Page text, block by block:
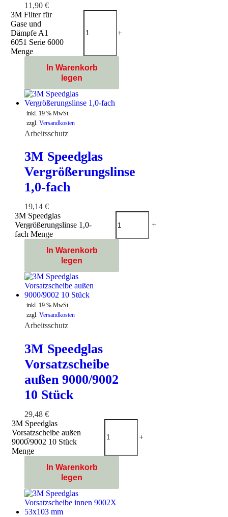
11,90 €
-
3M Filter für
Gase und
Dämpfe A1
6051 Serie 6000
Menge
+
In Warenkorb
legen
inkl. 19 % MwSt.
zzgl. Versandkosten
Arbeitsschutz
3M Speedglas
Vergrößerungslinse
1,0-fach
19,14 €
-
3M Speedglas
Vergrößerungslinse 1,0-
fach Menge
+
In Warenkorb
legen
inkl. 19 % MwSt.
zzgl. Versandkosten
Arbeitsschutz
3M Speedglas
Vorsatzscheibe
außen 9000/9002
10 Stück
29,48 €
-
3M Speedglas
Vorsatzscheibe außen
9000/9002 10 Stück
Menge
+
In Warenkorb
legen